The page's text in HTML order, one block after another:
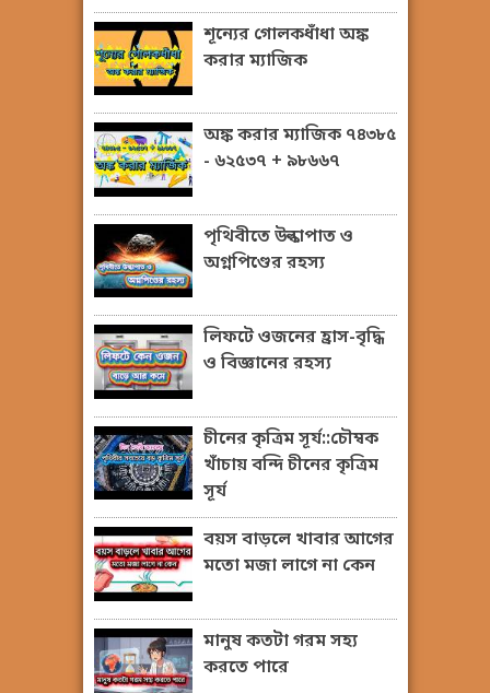
শূন্যের গোলকধাঁধা অঙ্ক
করার ম্যাজিক
অঙ্ক করার ম্যাজিক ৭৪৩৮৫
- ৬২৫৩৭ + ৯৮৬৬৭
পৃথিবীতে উল্কাপাত ও
অগ্নপিণ্ডের রহস্য
লিফটে ওজনের হ্রাস-বৃদ্ধি
ও বিজ্ঞানের রহস্য
চীনের কৃত্রিম সূর্য::চৌম্বক
খাঁচায় বন্দি চীনের কৃত্রিম
সূর্য
বয়স বাড়লে খাবার আগের
মতো মজা লাগে না কেন
মানুষ কতটা গরম সহ্য
করতে পারে